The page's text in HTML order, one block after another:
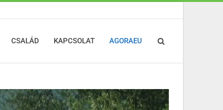
CSALÁD KAPCSOLAT AGORAEU